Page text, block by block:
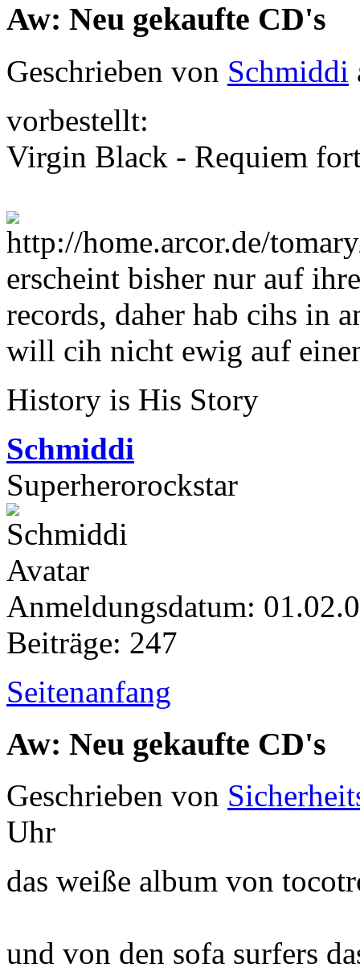
Aw: Neu gekaufte CD's
Geschrieben von Schmiddi
vorbestellt:
Virgin Black - Requiem
erscheint bisher nur auf
records, daher hab cihs in
will cih nicht ewig auf
History is His Story
Schmiddi
Superherorockstar
Anmeldungsdatum:
Beiträge: 247
Seitenanfang
Aw: Neu gekaufte CD's
Geschrieben von
Uhr
das weiße album von
und von den sofa surfers